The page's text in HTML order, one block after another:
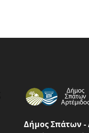
Δήμος Σπάτων -